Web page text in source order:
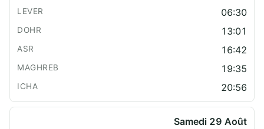
06:30
13:01
16:42
19:35
20:56
Samedi 29 Août